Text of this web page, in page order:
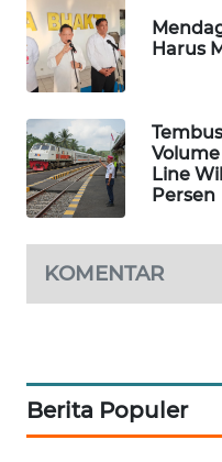
Harus
Line
Persen
KOMENTAR
Berita Populer
HUMBANG
NEWS
GARONGGANG
NEWS
FISUELRI
ID
NEWS
BERKAT
NEWS